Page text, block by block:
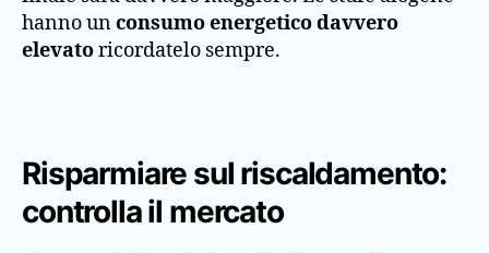
hanno unconsumo energetico davvero
elevatoricordatelo sempre.
Risparmiare sul riscaldamento:
controlla il mercato